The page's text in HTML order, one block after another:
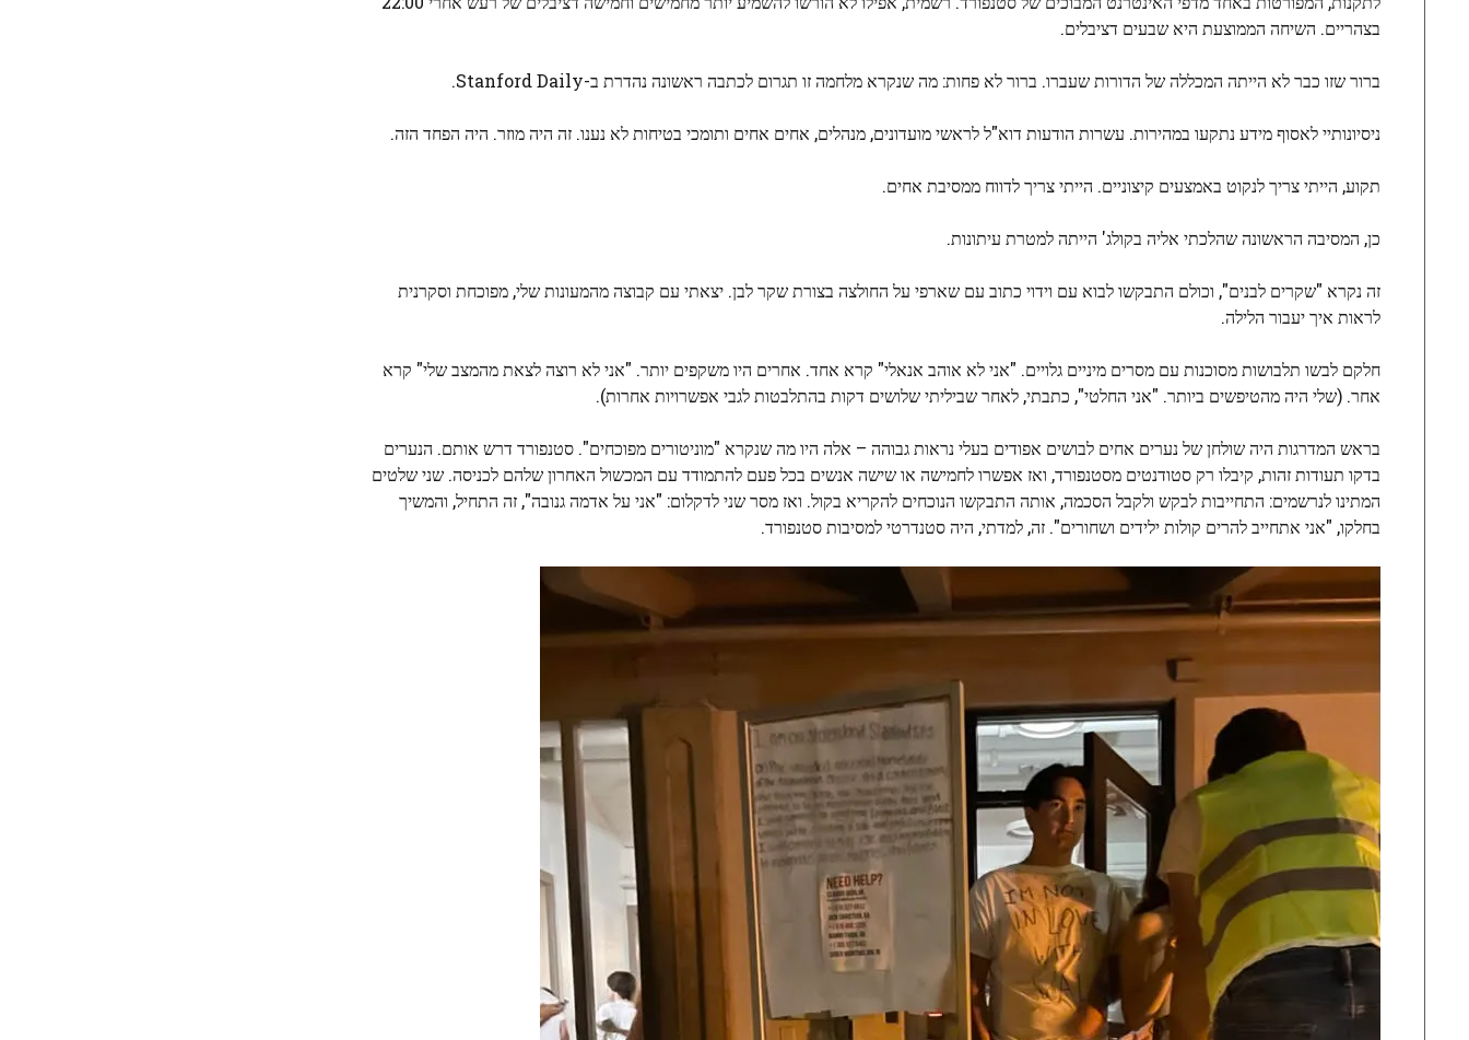
בצהריים. השיחה הממוצעת היא שבעים דציבלים.
ברור שזו כבר לא הייתה המכללה של הדורות שעברו. ברור לא פחות: מה שנקרא מלחמה זו תגרום לכתבה ראשונה נהדרת ב-Stanford Daily.
ניסיונותיי לאסוף מידע נתקעו במהירות. עשרות הודעות דוא"ל לראשי מועדונים, מנהלים, אחים אחים ותומכי בטיחות לא נענו. זה היה מוזר. היה הפחד הזה.
תקוע, הייתי צריך לנקוט באמצעים קיצוניים. הייתי צריך לדווח ממסיבת אחים.
כן, המסיבה הראשונה שהלכתי אליה בקולג' הייתה למטרת עיתונות.
זה נקרא "שקרים לבנים", וכולם התבקשו לבוא עם וידוי כתוב עם שארפי על החולצה בצורת שקר לבן. יצאתי עם קבוצה מהמעונות שלי, מפוכחת וסקרנית
לראות איך יעבור הלילה.
חלקם לבשו תלבושות מסוכנות עם מסרים מיניים גלויים. "אני לא אוהב אנאלי" קרא אחד. אחרים היו משקפים יותר. "אני לא רוצה לצאת מהמצב שלי" קרא
אחר. (שלי היה מהטיפשים ביותר. "אני החלטי", כתבתי, לאחר שביליתי שלושים דקות בהתלבטות לגבי אפשרויות אחרות).
בראש המדרגות היה שולחן של נערים אחים לבושים אפודים בעלי נראות גבוהה – אלה היו מה שנקרא "מוניטורים מפוכחים". סטנפורד דרש אותם. הנערים
בדקו תעודות זהות, קיבלו רק סטודנטים מסטנפורד, ואז אפשרו לחמישה או שישה אנשים בכל פעם להתמודד עם המכשול האחרון שלהם לכניסה. שני שלטים
המתינו לנרשמים: התחייבות לבקש ולקבל הסכמה, אותה התבקשו הנוכחים להקריא בקול. ואז מסר שני לדקלום: "אני על אדמה גנובה", זה התחיל, והמשיך
בחלקו, "אני אתחייב להרים קולות ילידים ושחורים". זה, למדתי, היה סטנדרטי למסיבות סטנפורד.